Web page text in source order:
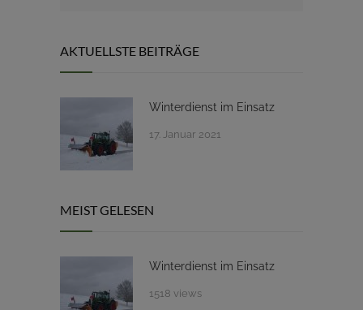
AKTUELLSTE BEITRÄGE
Winterdienst im Einsatz
17. Januar 2021
MEIST GELESEN
Winterdienst im Einsatz
1518 views